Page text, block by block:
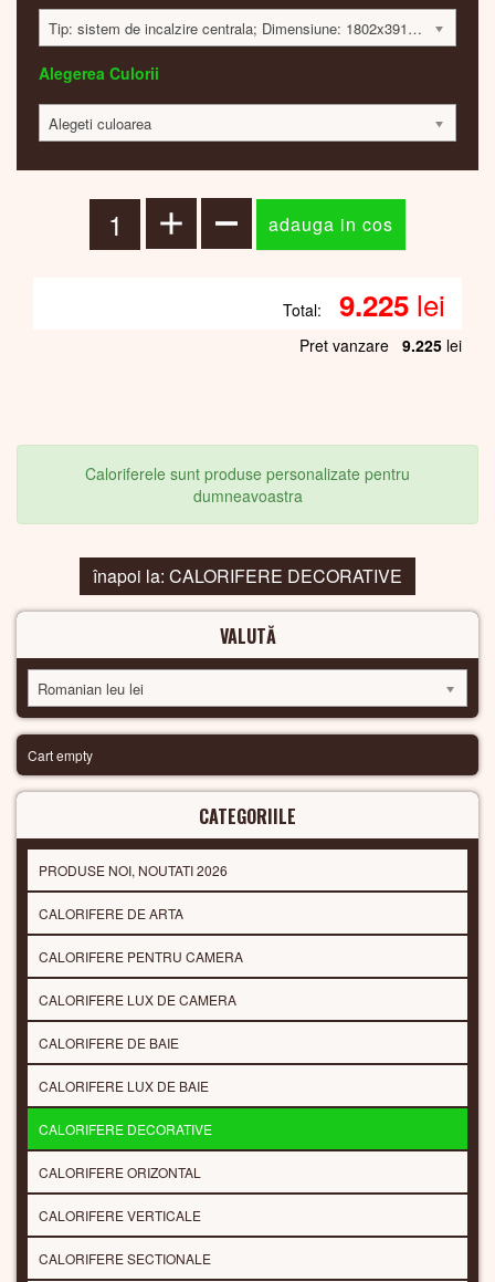
Tip: sistem de incalzire centrala; Dimensiune: 1802x391x65 mm; 994 Watt; 9195 lei
Alegerea Culorii
Alegeti culoarea
Total: 9.225 lei
Pret vanzare 9.225 lei
Caloriferele sunt produse personalizate pentru
dumneavoastra
înapoi la: CALORIFERE DECORATIVE
VALUTĂ
Romanian leu lei
Cart empty
CATEGORIILE
PRODUSE NOI, NOUTATI 2026
CALORIFERE DE ARTA
CALORIFERE PENTRU CAMERA
CALORIFERE LUX DE CAMERA
CALORIFERE DE BAIE
CALORIFERE LUX DE BAIE
CALORIFERE DECORATIVE
CALORIFERE ORIZONTAL
CALORIFERE VERTICALE
CALORIFERE SECTIONALE